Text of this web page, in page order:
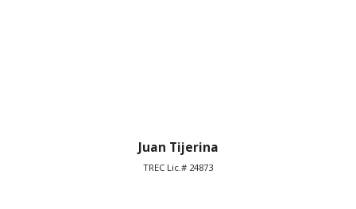
Juan Tijerina
TREC Lic.# 24873